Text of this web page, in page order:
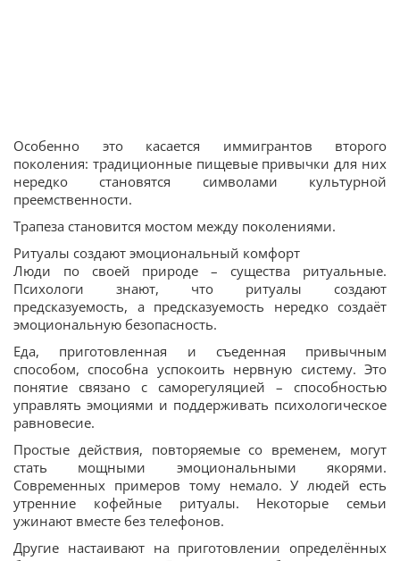
Особенно это касается иммигрантов второго
поколения: традиционные пищевые привычки для них
нередко становятся символами культурной
преемственности.
Трапеза становится мостом между поколениями.
Ритуалы создают эмоциональный комфорт
Люди по своей природе – существа ритуальные.
Психологи знают, что ритуалы создают
предсказуемость, а предсказуемость нередко создаёт
эмоциональную безопасность.
Еда, приготовленная и съеденная привычным
способом, способна успокоить нервную систему. Это
понятие связано с саморегуляцией – способностью
управлять эмоциями и поддерживать психологическое
равновесие.
Простые действия, повторяемые со временем, могут
стать мощными эмоциональными якорями.
Современных примеров тому немало. У людей есть
утренние кофейные ритуалы. Некоторые семьи
ужинают вместе без телефонов.
Другие настаивают на приготовлении определённых